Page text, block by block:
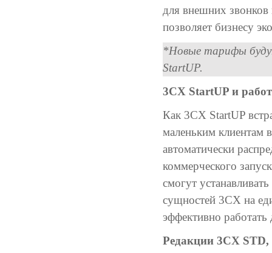
для внешних
позволяет бизнесу
*Новые тарифы
StartUP.
3CX StartUP и
Как 3CX StartUP
маленьким клиентам
автоматически
коммерческого
смогут
сущностей 3CX на
эффективно
Редакции 3CX